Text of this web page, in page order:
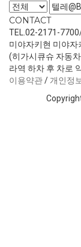
CONTACT
TEL.02-2171-
미야자키현 미야자
(히가시큐슈 자동
라역 하차 후 차로
이용약관/ 개인정